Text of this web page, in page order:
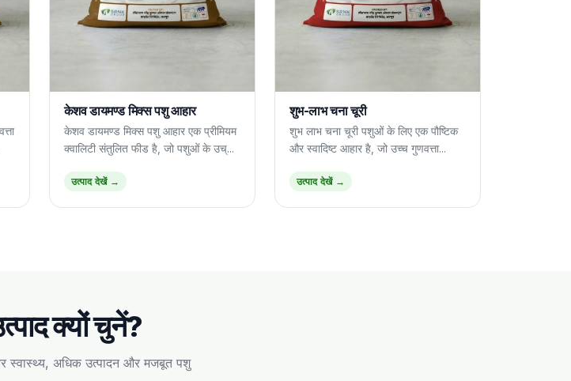
केशव डायमण्ड मिक्स पशु आहार
केशव डायमण्ड मिक्स पशु आहार एक प्रीमियम
क्वालिटी संतुलित फीड है, जो पशुओं के उच्...
उत्पाद देखें →
शुभ-लाभ चना चूरी
शुभ लाभ चना चूरी पशुओं के लिए एक पौष्टिक
और स्वादिष्ट आहार है, जो उच्च गुणवत्ता...
उत्पाद देखें →
क्यों चुनें?
स्वास्थ्य, अधिक उत्पादन और मजबूत पशु